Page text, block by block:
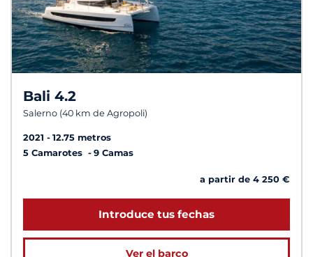
Bali 4.2
Salerno (40 km de Agropoli)
2021
12.75 metros
5 Camarotes
9 Camas
a partir de 4 250 €
Introduce tus fechas
Ver el barco